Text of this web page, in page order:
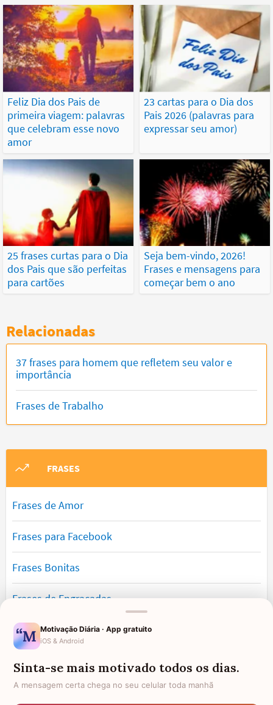
Feliz Dia dos Pais de
primeira viagem: palavras
que celebram esse novo
amor
23 cartas para o Dia dos
Pais 2026 (palavras para
expressar seu amor)
25 frases curtas para o Dia
dos Pais que são perfeitas
para cartões
Seja bem-vindo, 2026!
Frases e mensagens para
começar bem o ano
Relacionadas
37 frases para homem que refletem seu valor e
importância
Frases de Trabalho
FRASES
Frases de Amor
Frases para Facebook
Frases Bonitas
Frases de Engraçadas
Frases Românticas
Frases de Reflexão
Frases Lindas
Motivação Diária · App gratuito
iOS & Android
Sinta-se mais motivado todos os dias.
A mensagem certa chega no seu celular toda manhã